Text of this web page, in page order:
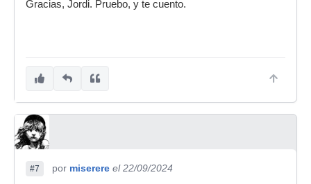
Gracias, Jordi. Pruebo, y te cuento.
#7 por miserere el 22/09/2024